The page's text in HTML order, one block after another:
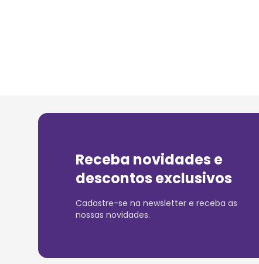
Receba novidades e
descontos exclusivos
Cadastre-se na newsletter e receba as
nossas novidades.